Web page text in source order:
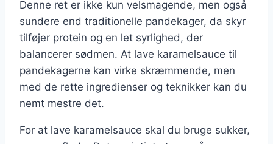
Denne ret er ikke kun velsmagende, men også
sundere end traditionelle pandekager, da skyr
tilføjer protein og en let syrlighed, der
balancerer sødmen. At lave karamelsauce til
pandekagerne kan virke skræmmende, men
med de rette ingredienser og teknikker kan du
nemt mestre det.
For at lave karamelsauce skal du bruge sukker,